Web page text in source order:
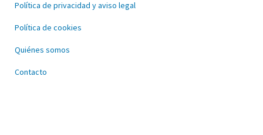
Política de privacidad y aviso legal
Política de cookies
Quiénes somos
Contacto